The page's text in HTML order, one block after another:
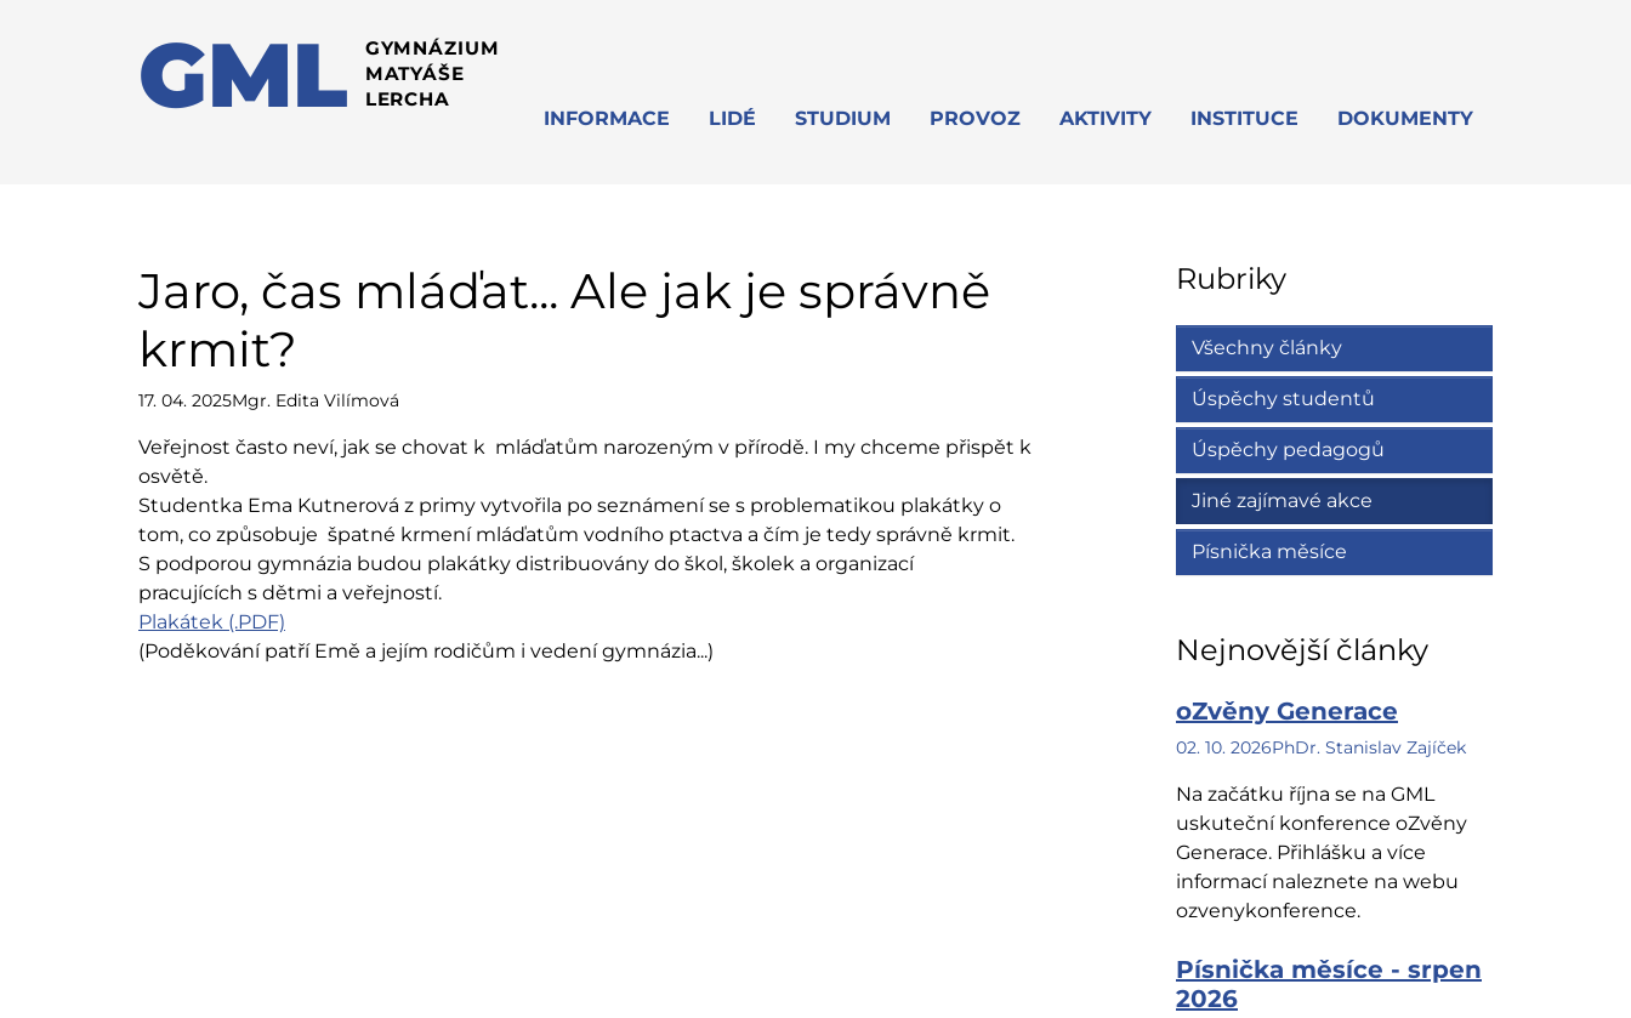
GML GYMNÁZIUM
MATYÁŠE
LERCHA
INFORMACE LIDÉ STUDIUM PROVOZ AKTIVITY INSTITUCE DOKUMENTY
Jaro, čas mláďat... Ale jak je správně
krmit?
17. 04. 2025Mgr. Edita Vilímová
Veřejnost často neví, jak se chovat k mláďatům narozeným v přírodě. I my chceme přispět k
osvětě.
Studentka Ema Kutnerová z primy vytvořila po seznámení se s problematikou plakátky o
tom, co způsobuje špatné krmení mláďatům vodního ptactva a čím je tedy správně krmit.
S podporou gymnázia budou plakátky distribuovány do škol, školek a organizací
pracujících s dětmi a veřejností.
Plakátek (.PDF)
(Poděkování patří Emě a jejím rodičům i vedení gymnázia...)
Rubriky
Všechny články
Úspěchy studentů
Úspěchy pedagogů
Jiné zajímavé akce
Písnička měsíce
Nejnovější články
oZvěny Generace
02. 10. 2026PhDr. Stanislav Zajíček
Na začátku října se na GML
uskuteční konference oZvěny
Generace. Přihlášku a více
informací naleznete na webu
ozvenykonference.
Písnička měsíce - srpen
2026